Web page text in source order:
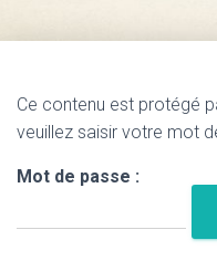
Ce contenu est protégé
veuillez saisir votre mot
Mot de passe :